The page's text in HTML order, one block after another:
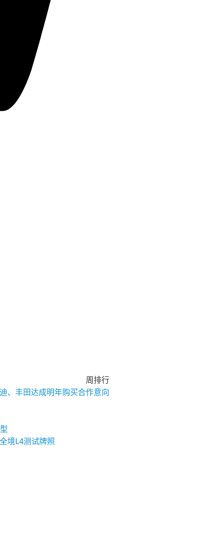
周排行
、丰田达成明年购买合作意向
境L4测试牌照